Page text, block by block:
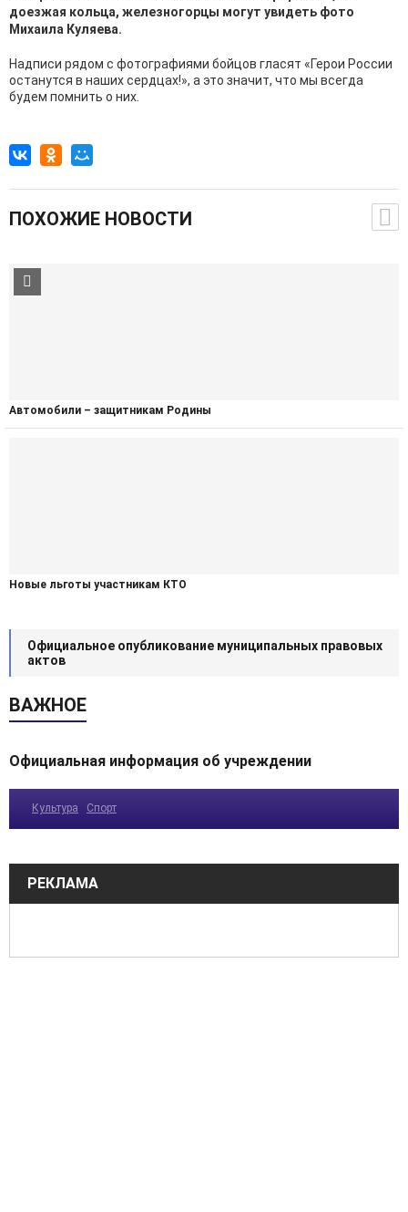
доезжая кольца, железногорцы могут увидеть фото
Михаила Куляева.
Надписи рядом с фотографиями бойцов гласят «Герои России
останутся в наших сердцах!», а это значит, что мы всегда
будем помнить о них.
ПОХОЖИЕ НОВОСТИ
Автомобили – защитникам Родины
Новые льготы участникам КТО
Официальное опубликование муниципальных правовых
актов
ВАЖНОЕ
Официальная информация об учреждении
Культура Спорт
РЕКЛАМА